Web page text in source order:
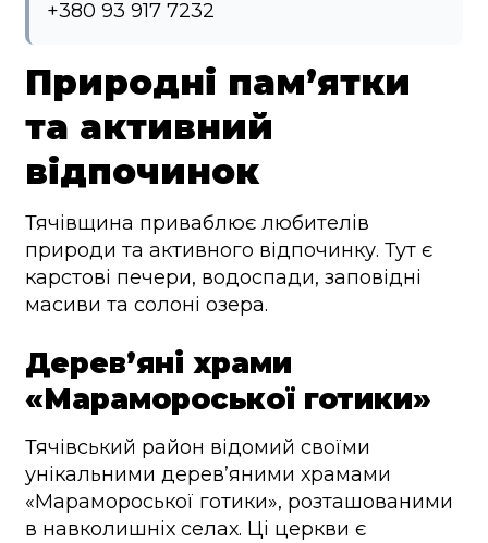
+380 93 917 7232
Природні пам’ятки
та активний
відпочинок
Тячівщина приваблює любителів
природи та активного відпочинку. Тут є
карстові печери, водоспади, заповідні
масиви та солоні озера.
Дерев’яні храми
«Марамороської готики»
Тячівський район відомий своїми
унікальними дерев’яними храмами
«Марамороської готики», розташованими
в навколишніх селах. Ці церкви є